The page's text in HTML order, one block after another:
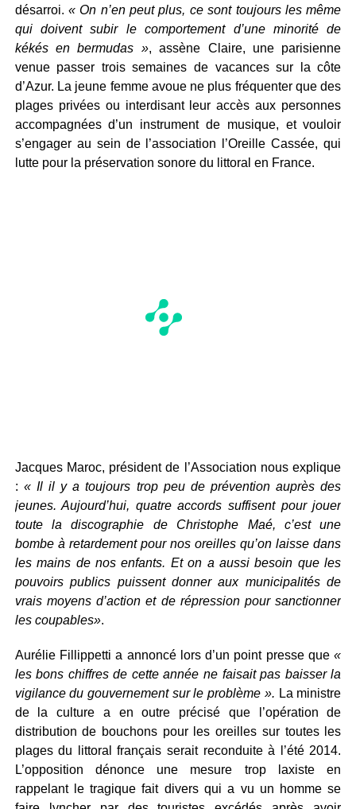
désarroi.« On n’en peut plus, ce sont toujours les même
qui doivent subir le comportement d’une minorité de
kékés en bermudas », assène Claire, une parisienne
venue passer trois semaines de vacances sur la côte
d’Azur. La jeune femme avoue ne plus fréquenter que des
plages privées ou interdisant leur accès aux personnes
accompagnées d’un instrument de musique, et vouloir
s’engager au sein de l’association l’Oreille Cassée, qui
lutte pour la préservation sonore du littoral en France.
Jacques Maroc, président de l’Association nous explique
: « Il il y a toujours trop peu de prévention auprès des
jeunes. Aujourd’hui, quatre accords suffisent pour jouer
toute la discographie de Christophe Maé, c’est une
bombe à retardement pour nos oreilles qu’on laisse dans
les mains de nos enfants. Et on a aussi besoin que les
pouvoirs publics puissent donner aux municipalités de
vrais moyens d’action et de répression pour sanctionner
les coupables».
Aurélie Fillippetti a annoncé lors d’un point presse que«
les bons chiffres de cette année ne faisait pas baisser la
vigilance du gouvernement sur le problème ». La ministre
de la culture a en outre précisé que l’opération de
distribution de bouchons pour les oreilles sur toutes les
plages du littoral français serait reconduite à l’été 2014.
L’opposition dénonce une mesure trop laxiste en
rappelant le tragique fait divers qui a vu un homme se